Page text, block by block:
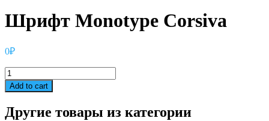
Шрифт Monotype Corsiva
0₽
Шрифт
Monotype
Corsiva
Add to cart
Другие товары из категории